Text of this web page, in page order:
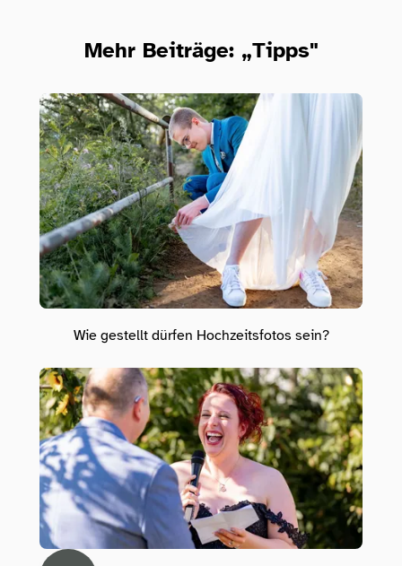
Mehr Beiträge: „Tipps"
Wie gestellt dürfen Hochzeitsfotos sein?